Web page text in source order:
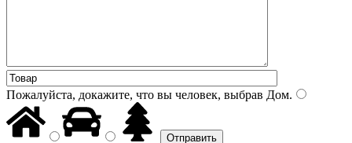
Пожалуйста, докажите, что вы человек, выбрав Дом.